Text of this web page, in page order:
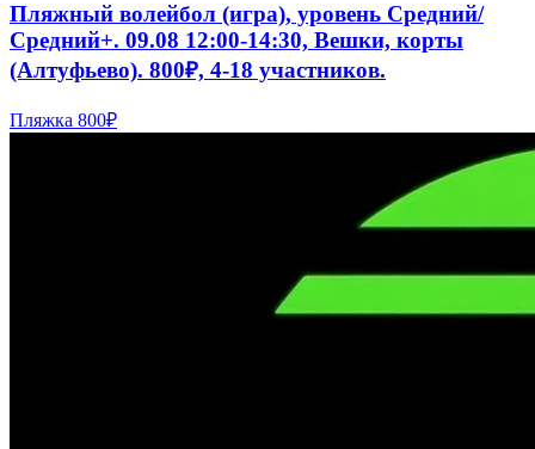
Пляжный волейбол (игра), уровень Средний/
Средний+. 09.08 12:00-14:30, Вешки, корты
(Алтуфьево). 800₽, 4-18 участников.
Пляжка 800₽